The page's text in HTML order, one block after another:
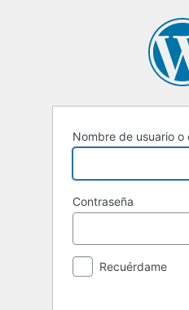
Nombre de usuario
Contraseña
Recuérdame